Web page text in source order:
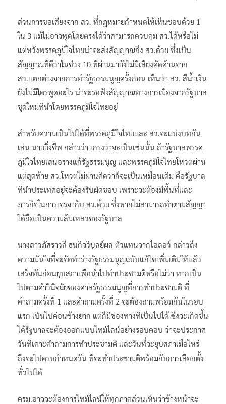
ส่วนการขอเสียงจาก สว. ที่กฎหมายกำหนดให้เห็นชอบด้วย 1
ใน 3 แม้ไม่อาจพูดโดยตรงได้ว่าสามารถควบคุม สว.ได้หรือไม่
แต่หวังพรรคภูมิใจไทยน่าจะส่งสัญญาณถึง สว.ด้วย ซึ่งเป็น
สัญญาณที่ดีว่าในช่วง 10 ที่ผ่านมายังไม่มีเสียงคัดค้านจาก
สว.แตกต่างจากการทำรัฐธรรมนูญครั้งก่อน เห็นว่า สว. สีน้ำเงิน
ยังไม่มีใครพูดอะไร น่าจะรอฟังสัญญาณทางการเมืองจากรัฐบาล
ชุดใหม่ที่นำโดยพรรคภูมิใจไทยอยู่
สำหรับความเป็นไปได้ที่พรรคภูมิใจไทยและ สว.จะแบ่งบทกัน
เล่น นายยิ่งชีพ กล่าวว่า เกรงว่าจะเป็นเช่นนั้น ถ้ารัฐบาลพรรค
ภูมิใจไทยเสนอร่างแก้รัฐธรรมนูญ และพรรคภูมิใจไทยโหวตผ่าน
แต่สุดท้าย สว.โหวตไม่ผ่านคิดว่าก็จะเป็นเหมือนเดิม คือรัฐบาล
ที่นำประเทศอยู่จะต้องรับผิดชอบ เพราะจะต้องมีพื้นที่และ
ภารกิจในการเจรจากับ สว.ด้วย ซึ่งหากไม่สามารถทำตามสัญญา
ได้ถือเป็นความล้มเหลวของรัฐบาล
นางสาวภัสราวลี ธนกิจวิบูลย์ผล ตัวแทนจากไอลอว์ กล่าวถึง
ความมั่นใจที่จะจัดทำร่างรัฐธรรมนูญฉบับแก้ไขเพิ่มเติมให้แล้ว
เสร็จทันก่อนยุบสภาเพื่อนำไปทำประชามติหรือไม่ว่า หากเป็น
ไปตามคำวินิจฉัยของศาลรัฐธรรมนูญที่การทำประชามติ ที่
คำถามครั้งที่ 1 และคำถามครั้งที่ 2 จะต้องถามพร้อมกันในรอบ
แรก เป็นไปค่อนข้างยาก แต่ก็มีช่องทางที่เป็นไปได้ ซึ่งจะเกิดขึ้น
ได้รัฐบาลจะต้องออกแบบไทม์ไลน์อย่างรอบคอบ ว่าจะประกาศ
วันที่เคาะคำถามการทำประชามติ และวันที่จะยุบสภาเมื่อไหร่
ถึงจะไปครบกำหนดวัน ที่จะทำประชามติพร้อมกับการเลือกตั้ง
ทั่วไปได้
ครม.อาจจะต้องการไทม์ไลน์ให้ทุกภาคส่วนเห็นว่าข้างหน้าจะ